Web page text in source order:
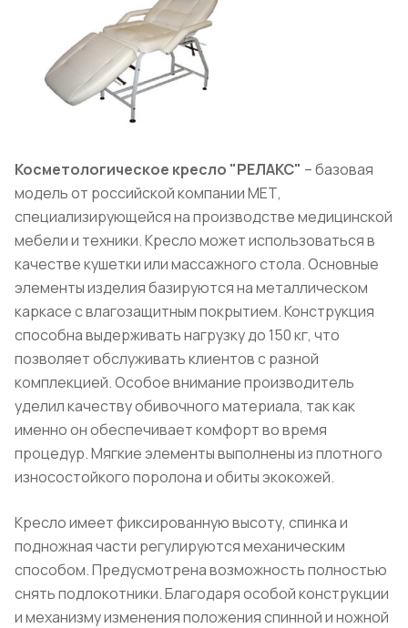
Косметологическое кресло "РЕЛАКС" – базовая
модель от российской компании МЕТ,
специализирующейся на производстве медицинской
мебели и техники. Кресло может использоваться в
качестве кушетки или массажного стола. Основные
элементы изделия базируются на металлическом
каркасе с влагозащитным покрытием. Конструкция
способна выдерживать нагрузку до 150 кг, что
позволяет обслуживать клиентов с разной
комплекцией. Особое внимание производитель
уделил качеству обивочного материала, так как
именно он обеспечивает комфорт во время
процедур. Мягкие элементы выполнены из плотного
износостойкого поролона и обиты экокожей.
Кресло имеет фиксированную высоту, спинка и
подножная части регулируются механическим
способом. Предусмотрена возможность полностью
снять подлокотники. Благодаря особой конструкции
и механизму изменения положения спинной и ножной